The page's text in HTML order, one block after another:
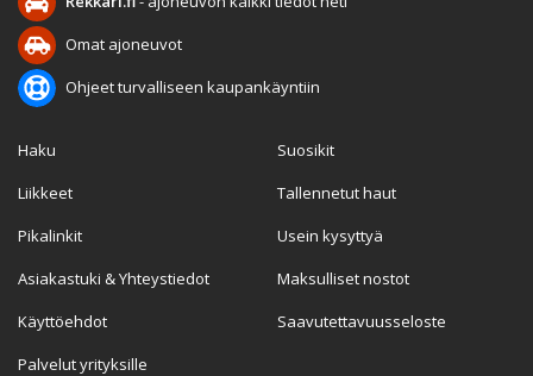
Omat ajoneuvot
Ohjeet turvalliseen kaupankäyntiin
Haku
Liikkeet
Pikalinkit
Asiakastuki & Yhteystiedot
Käyttöehdot
Palvelut yrityksille
Suosikit
Tallennetut haut
Usein kysyttyä
Maksulliset nostot
Saavutettavuusseloste